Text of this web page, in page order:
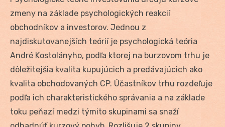
zmeny na základe psychologických reakcií
obchodníkov a investorov. Jednou z
najdiskutovanejších teórií je psychologická teória
André Kostolányho, podľa ktorej na burzovom trhu je
dôležitejšia kvalita kupujúcich a predávajúcich ako
kvalita obchodovaných CP. Účastníkov trhu rozdeľuje
podľa ich charakteristického správania a na základe
toku peňazí medzi týmito skupinami sa snaží